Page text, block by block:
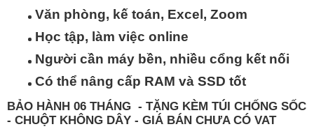
Văn phòng, kế toán, Excel, Zoom
Học tập, làm việc online
Người cần máy bền, nhiều cổng kết nối
Có thể nâng cấp RAM và SSD tốt
BẢO HÀNH 06 THÁNG - TẶNG KÈM TÚI CHỐNG SỐC
- CHUỘT KHÔNG DÂY - GIÁ BÁN CHƯA CÓ VAT